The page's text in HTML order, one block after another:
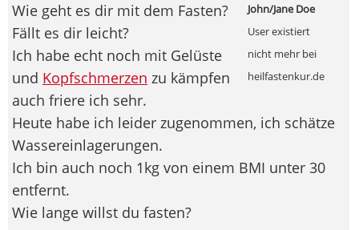
John/Jane Doe
User existiert
nicht mehr bei
heilfastenkur.de
Wie geht es dir mit dem Fasten?
Fällt es dir leicht?
Ich habe echt noch mit Gelüste
und Kopfschmerzen zu kämpfen
auch friere ich sehr.
Heute habe ich leider zugenommen, ich schätze
Wassereinlagerungen.
Ich bin auch noch 1kg von einem BMI unter 30
entfernt.
Wie lange willst du fasten?